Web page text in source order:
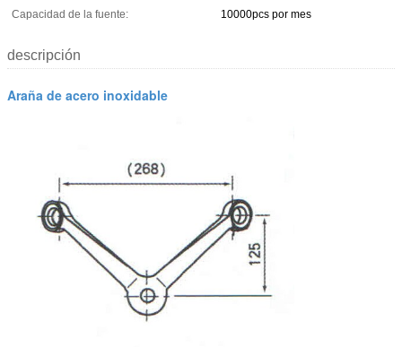
Capacidad de la fuente:
10000pcs por mes
descripción
Araña de acero inoxidable